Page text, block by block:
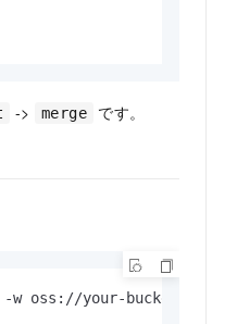
-> merge です。
your-bucket/log-